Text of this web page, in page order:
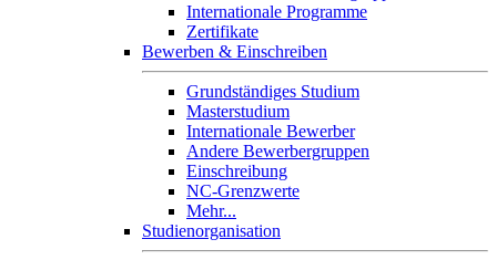
Internationale Programme
Zertifikate
Bewerben & Einschreiben
Grundständiges Studium
Masterstudium
Internationale Bewerber
Andere Bewerbergruppen
Einschreibung
NC-Grenzwerte
Mehr...
Studienorganisation